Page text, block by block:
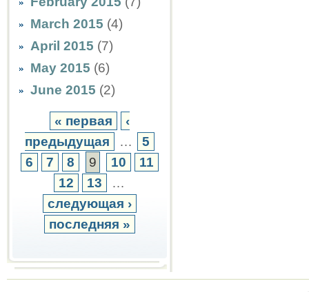
March 2015 (4)
April 2015 (7)
May 2015 (6)
June 2015 (2)
« первая
‹
предыдущая
…
5
6
7 8 9 10
11
12
13
…
следующая ›
последняя »